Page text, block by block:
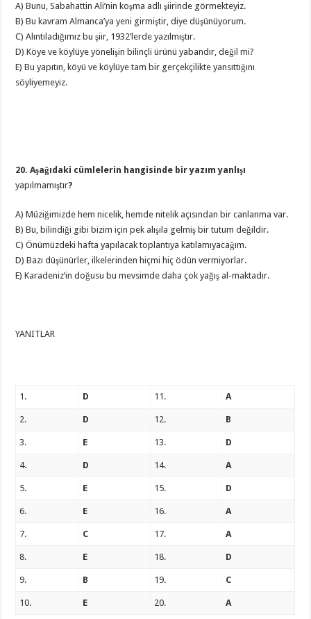
A) Bunu, Sabahattin Ali’nin koşma adlı şiirinde görmekteyiz.
B) Bu kavram Almanca’ya yeni girmiştir, diye düşünüyorum.
C) Alıntıladığımız bu şiir, 1932’lerde yazılmıştır.
D) Köye ve köylüye yönelişin bilinçli ürünü yabandır, değil mi?
E) Bu yapıtın, köyü ve köylüye tam bir gerçekçilikte yansıttığını
söyliyemeyiz.
20. Aşağıdaki cümlelerin hangisinde bir yazım yanlışı
yapılmamıştır?
A) Müziğimizde hem nicelik, hemde nitelik açısından bir canlanma var.
B) Bu, bilindiği gibi bizim için pek alışıla gelmiş bir tutum değildir.
C) Önümüzdeki hafta yapılacak toplantıya katılamıyacağım.
D) Bazı düşünürler, ilkelerinden hiçmi hiç ödün vermiyorlar.
E) Karadeniz’in doğusu bu mevsimde daha çok yağış al-maktadır.
YANITLAR
1. D 11. A
2. D 12. B
3. E 13. D
4. D 14. A
5. E 15. D
6. E 16. A
7. C 17. A
8. E 18. D
9. B 19. C
10. E 20. A